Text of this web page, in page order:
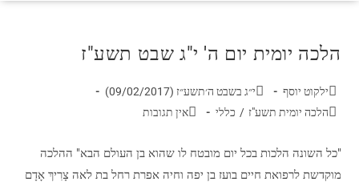
הלכה יומית יום ה' י"ג שבט תשע"ז
ילקוט יוסף
י״ג בשבט ה׳תשע״ז (09/02/2017)
הלכה יומית תשע"ז / כללי אין תגובות
"כל השונה הלכות בכל יום מובטח לו שהוא בן העולם הבא" ההלכה
מוקדשת לרפואת חיים בועז בן יפה וחיה אפרת רחל בת לאה צָרִיךְ אָדָם